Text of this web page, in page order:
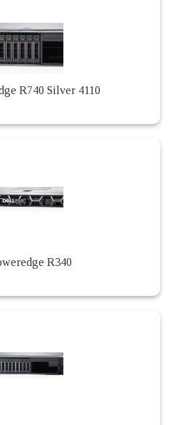
R740 Silver 4110
R340